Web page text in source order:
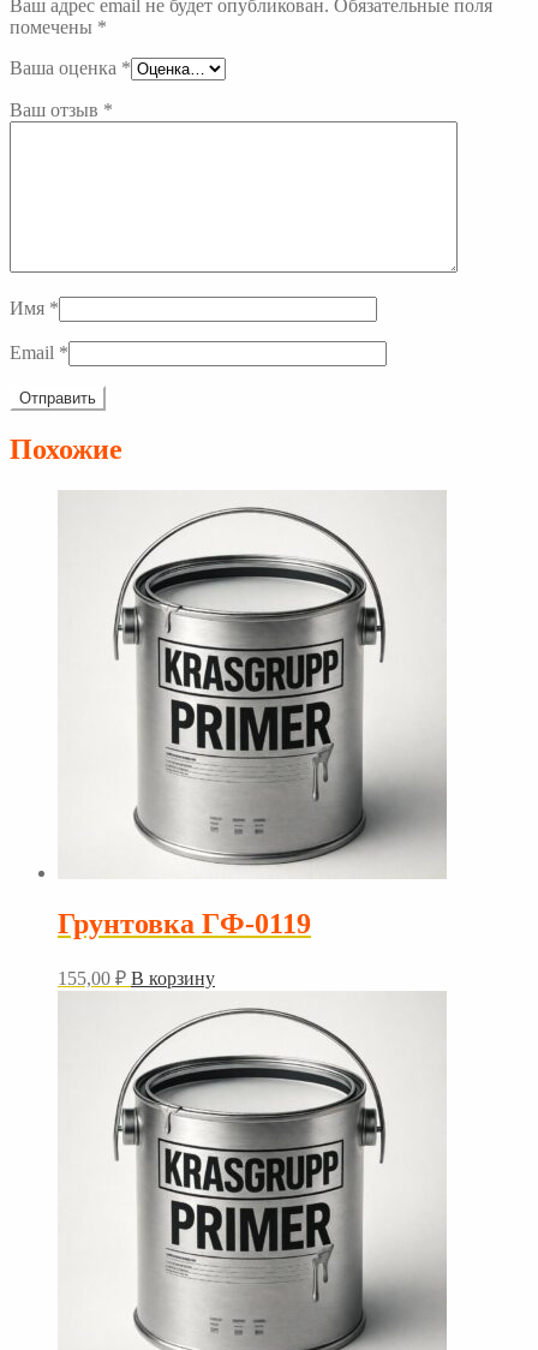
Ваш адрес email не будет опубликован. Обязательные поля
помечены *
Ваша оценка *
Ваш отзыв *
Имя *
Email *
Похожие
Грунтовка ГФ-0119
155,00 ₽ В корзину